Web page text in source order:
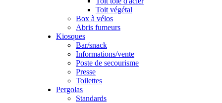
Toit végétal
Box à vélos
Abris fumeurs
Kiosques
Bar/snack
Informations/vente
Poste de secourisme
Presse
Toilettes
Pergolas
Standards